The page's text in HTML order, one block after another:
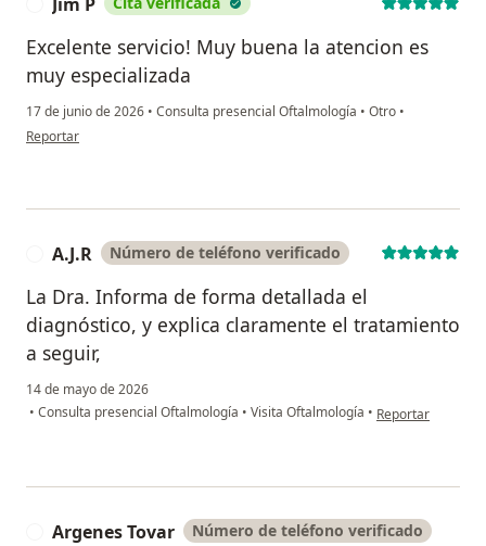
Excelente servicio! Muy buena la atencion es
muy especializada
17 de junio de 2026 • Consulta presencial Oftalmología • Otro •
en opinión del usuario Jim P
Reportar
A.J.R Número de teléfono verificado
La Dra. Informa de forma detallada el
diagnóstico, y explica claramente el tratamiento
a seguir,
14 de mayo de 2026
• Consulta presencial Oftalmología • Visita Oftalmología • en opinión del
Reportar
Argenes Tovar Número de teléfono verificado